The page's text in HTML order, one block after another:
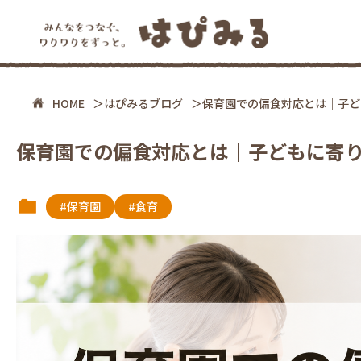
HOME はぴみるブログ 保育園での偏食対応とは｜子
保育園での偏食対応とは｜子どもに寄
#保育園 #食育